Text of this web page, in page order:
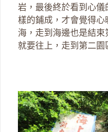
岩，最後終於看到心
樣的鋪成，才會覺得
海，走到海邊也是結
就要往上，走到第二園